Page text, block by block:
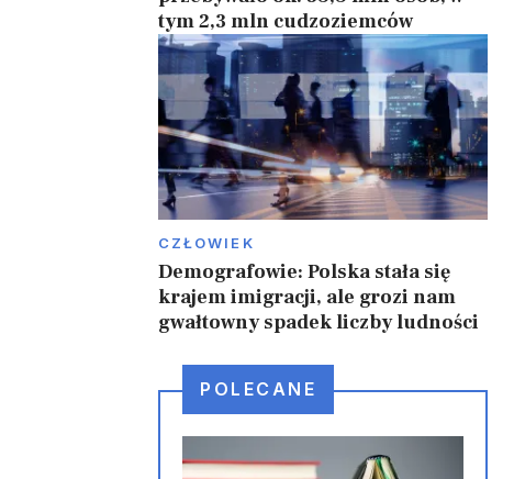
tym 2,3 mln cudzoziemców
CZŁOWIEK
Demografowie: Polska stała się
krajem imigracji, ale grozi nam
gwałtowny spadek liczby ludności
POLECANE